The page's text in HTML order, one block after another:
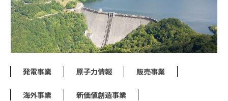
発電事業 原子力情報 販売事業
海外事業 新価値創造事業